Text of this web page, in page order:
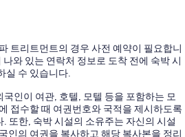
트리트먼트의 경우 사전 예약이 필요합니
와 있는 연락처 정보로 도착 전에 숙박 시
실 수 있습니다.
인이 여관, 호텔, 모텔 등을 포함하는 모
접수할 때 여권번호와 국적을 제시하도록
또한, 숙박 시설의 소유주는 자신의 시설
인의 여권을 복사하고 해당 복사본을 정리